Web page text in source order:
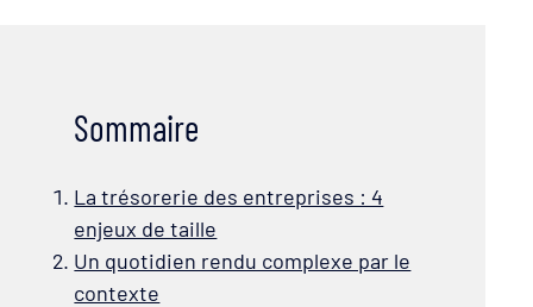
Sommaire
La trésorerie des entreprises : 4
enjeux de taille
Un quotidien rendu complexe par le
contexte